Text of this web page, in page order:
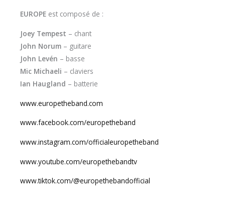
EUROPE est composé de :
Joey Tempest – chant
John Norum – guitare
John Levén – basse
Mic Michaeli – claviers
Ian Haugland – batterie
www.europetheband.com
www.facebook.com/europetheband
www.instagram.com/officialeuropetheband
www.youtube.com/europethebandtv
www.tiktok.com/@europethebandofficial